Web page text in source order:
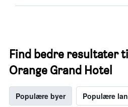
Find bedre resultater
Orange Grand Hotel
Populære byer Populære